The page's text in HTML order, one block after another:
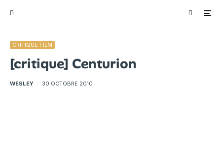
CRITIQUE FILM
[critique] Centurion
WESLEY · 30 OCTOBRE 2010